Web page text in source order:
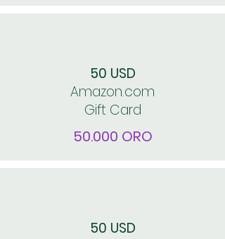
50 USD
Amazon.com
Gift Card
50.000 ORO
50 USD